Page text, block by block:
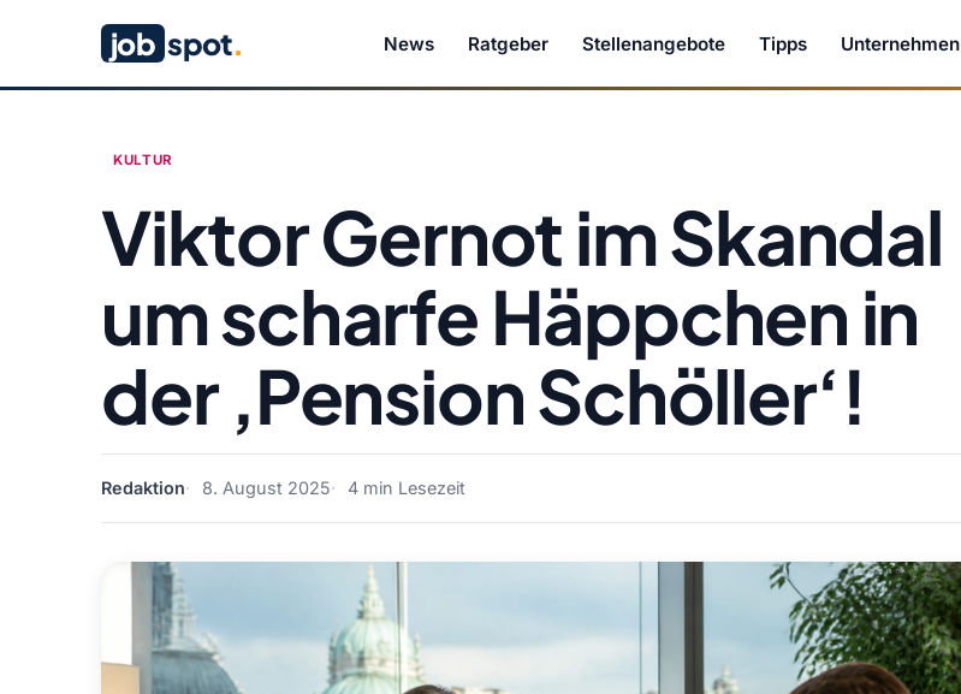
job spot. News Ratgeber Stellenangebote Tipps Unternehmen
KULTUR
Viktor Gernot im Skandal
um scharfe Häppchen in
der ‚Pension Schöller‘!
Redaktion 8. August 2025 4 min Lesezeit